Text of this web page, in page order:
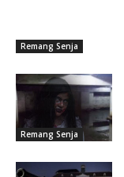
Remang Senja
Remang Senja